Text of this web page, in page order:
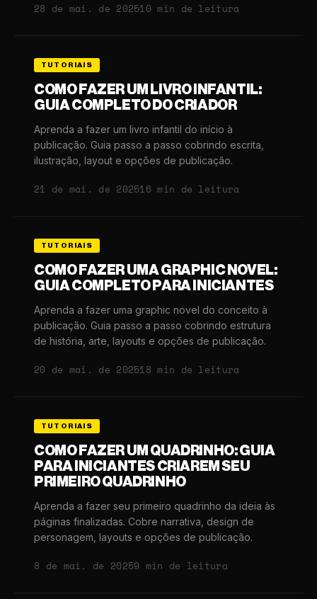
28 de mai. de 202510 min de leitura
TUTORIAIS
COMO FAZER UM LIVRO INFANTIL:
GUIA COMPLETO DO CRIADOR
Aprenda a fazer um livro infantil do início à
publicação. Guia passo a passo cobrindo escrita,
ilustração, layout e opções de publicação.
21 de mai. de 202516 min de leitura
TUTORIAIS
COMO FAZER UMA GRAPHIC NOVEL:
GUIA COMPLETO PARA INICIANTES
Aprenda a fazer uma graphic novel do conceito à
publicação. Guia passo a passo cobrindo estrutura
de história, arte, layouts e opções de publicação.
20 de mai. de 202518 min de leitura
TUTORIAIS
COMO FAZER UM QUADRINHO: GUIA
PARA INICIANTES CRIAREM SEU
PRIMEIRO QUADRINHO
Aprenda a fazer seu primeiro quadrinho da ideia às
páginas finalizadas. Cobre narrativa, design de
personagem, layouts e opções de publicação.
8 de mai. de 20259 min de leitura